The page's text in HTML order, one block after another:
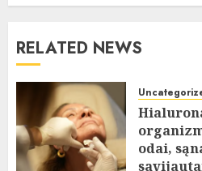
RELATED NEWS
odai,